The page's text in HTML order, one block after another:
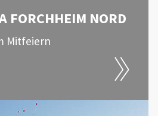
FORCHHEIM NORD
Mitfeiern